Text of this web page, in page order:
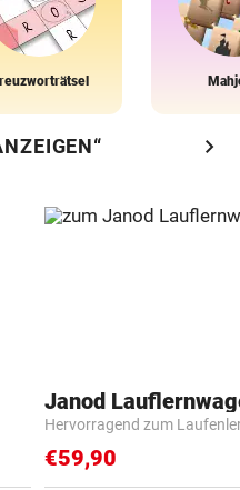
chevron_right
Janod
Hervorragend zum
€59,90